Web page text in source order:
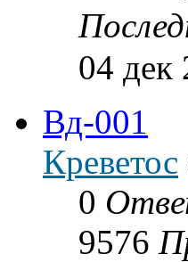
04 дек
Вд-001
Креветос
0
9576